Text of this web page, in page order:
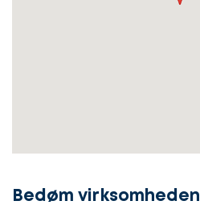
Bedøm virksomheden
Lad